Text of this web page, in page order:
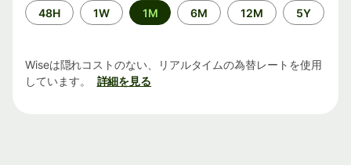
期
間
48H 1W 1M 6M 12M 5Y
Wiseは隠れコストのない、リアルタイムの為替レートを使用
しています。
詳細を見る